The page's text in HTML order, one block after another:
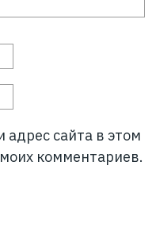
адрес сайта в этом
комментариев.